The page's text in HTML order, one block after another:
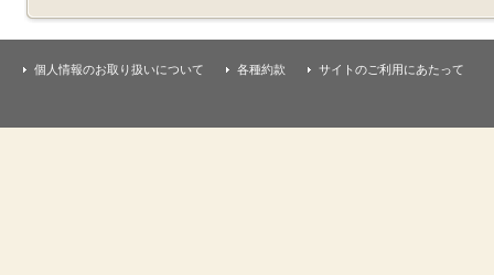
個人情報のお取り扱いについて 各種約款 サイトのご利用にあたって